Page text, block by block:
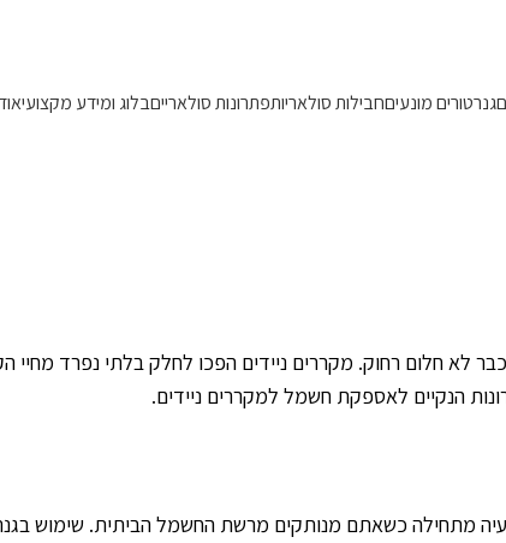
גנרטורים מונעיםחבילות סולאריותפתרונות סולארייםבלוג ומידע מקצועי
לא חלום רחוק. מקררים ניידים הפכו לחלק בלתי נפרד מחיי
הנקיים לאספקת חשמל למקררים ניידים.
מתחילה כשאתם מנותקים מרשת החשמל הביתית. שימוש